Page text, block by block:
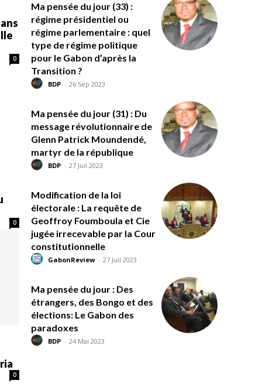
0
0
0
Ma pensée du jour (33) :
régime présidentiel ou
régime parlementaire : quel
type de régime politique
pour le Gabon d’après la
Transition ?
BDP - 26 Sep 2023
Ma pensée du jour (31) : Du
message révolutionnaire de
Glenn Patrick Moundendé,
martyr de la république
BDP - 27 Juil 2023
Modification de la loi
électorale : La requête de
Geoffroy Foumboula et Cie
jugée irrecevable par la Cour
constitutionnelle
GabonReview - 27 Juil 2023
Ma pensée du jour : Des
étrangers, des Bongo et des
élections: Le Gabon des
paradoxes
BDP - 24 Mai 2023